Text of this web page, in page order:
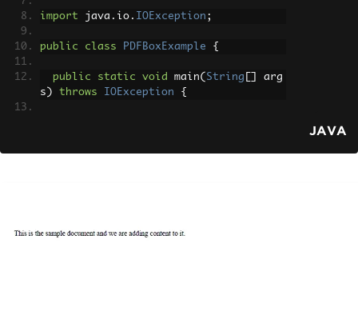
import java . io . IOException ;
public class PDFBoxExample {
public static void main( String
arg
s ) throws IOException {
nt();
    document
addPage ( blankPage
JAVA